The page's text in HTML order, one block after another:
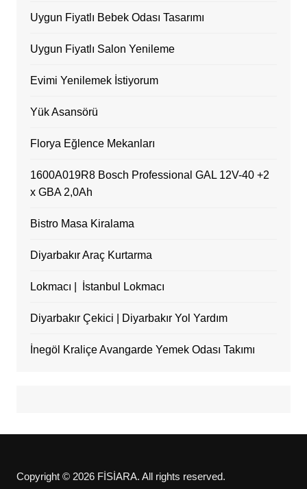
Uygun Fiyatlı Bebek Odası Tasarımı
Uygun Fiyatlı Salon Yenileme
Evimi Yenilemek İstiyorum
Yük Asansörü
Florya Eğlence Mekanları
1600A019R8 Bosch Professional GAL 12V-40 +2
x GBA 2,0Ah
Bistro Masa Kiralama
Diyarbakır Araç Kurtarma
Lokmacı | İstanbul Lokmacı
Diyarbakır Çekici | Diyarbakır Yol Yardım
İnegöl Kraliçe Avangarde Yemek Odası Takımı
Copyright © 2026 FİSİARA. All rights reserved.